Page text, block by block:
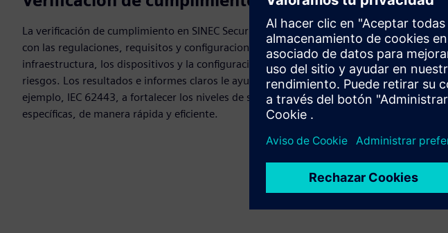
La verificación de cumplimiento en SINEC Security Inspector verifica sus redes OT y TI/OT
con las regulaciones, requisitos y configuraciones de seguridad definidos. Evalúa la
infraestructura, los dispositivos y la configuración, destacando las desviaciones y los
riesgos. Los resultados e informes claros le ayudan a demostrar el cumplimiento de, por
ejemplo, IEC 62443, a fortalecer los niveles de seguridad y a tomar medidas correctivas
específicas, de manera rápida y eficiente.